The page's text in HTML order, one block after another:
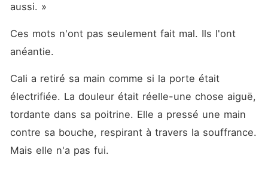
aussi. »
Ces mots n'ont pas seulement fait mal. Ils l'ont
anéantie.
Cali a retiré sa main comme si la porte était
électrifiée. La douleur était réelle-une chose aiguë,
tordante dans sa poitrine. Elle a pressé une main
contre sa bouche, respirant à travers la souffrance.
Mais elle n'a pas fui.